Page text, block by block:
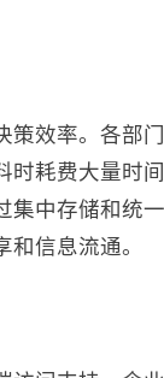
策效率。各部
时耗费大量时
集中存储和统
信息流通。